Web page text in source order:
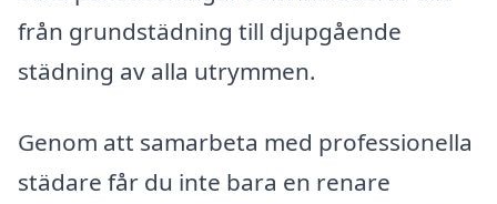
från grundstädning till djupgående
städning av alla utrymmen.
Genom att samarbeta med professionella
städare får du inte bara en renare